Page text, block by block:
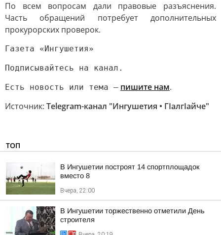
По всем вопросам дали правовые разъяснения.
Часть обращений потребует дополнительных
прокурорских проверок.
Газета «Ингушетия»
Подписывайтесь на канал.
Есть новость или тема — пишите нам.
Источник: Telegram-канал "Ингушетия • ГIалгIайче"
ТОП
В Ингушетии построят 14 спортплощадок
вместо 8
Вчера, 22:00
В Ингушетии торжественно отметили День
строителя